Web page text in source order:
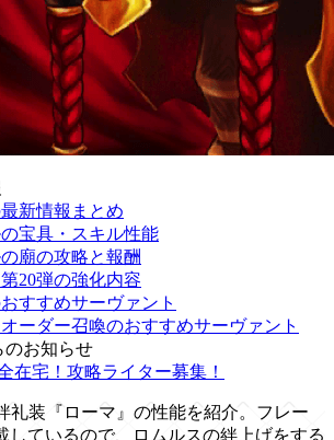
新情報まとめ
宝具・スキル性能
廟の攻略と報酬
20弾の強化内容
すすめサーヴァント
ーダー召喚のおすすめサーヴァント
のお知らせ
在宅！攻略ライター募集！
礼装『ローマ』の性能を紹介。フレー
しているので、ロムルスの絆上げをする